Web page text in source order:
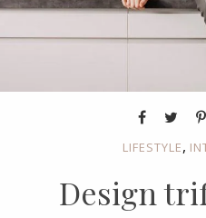
LIFESTYLE,
Design